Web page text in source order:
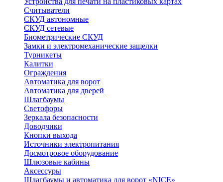
Считыватели
СКУД автономные
СКУД сетевые
Биометрические СКУД
Замки и электромеханические защелки
Турникеты
Калитки
Ограждения
Автоматика для ворот
Автоматика для дверей
Шлагбаумы
Светофоры
Зеркала безопасности
Доводчики
Кнопки выхода
Источники электропитания
Досмотровое оборудование
Шлюзовые кабины
Аксессуры
Шлагбаумы и автоматика для ворот «NICE»